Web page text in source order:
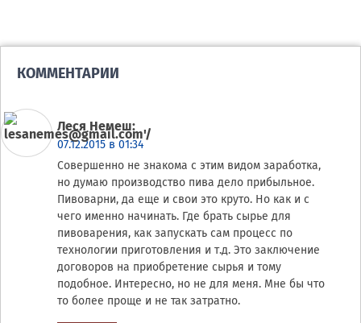
КОММЕНТАРИИ
Леся Немеш:
07.12.2015 в 01:34
Совершенно не знакома с этим видом заработка,
но думаю производство пива дело прибыльное.
Пивоварни, да еще и свои это круто. Но как и с
чего именно начинать. Где брать сырье для
пивоварения, как запускать сам процесс по
технологии приготовления и т.д. Это заключение
договоров на приобретение сырья и тому
подобное. Интересно, но не для меня. Мне бы что
то более проще и не так затратно.